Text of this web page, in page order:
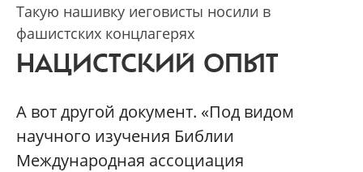
Такую нашивку иеговисты носили в
фашистских концлагерях
НАЦИСТСКИЙ ОПЫТ
А вот другой документ. «Под видом
научного изучения Библии
Международная ассоциация